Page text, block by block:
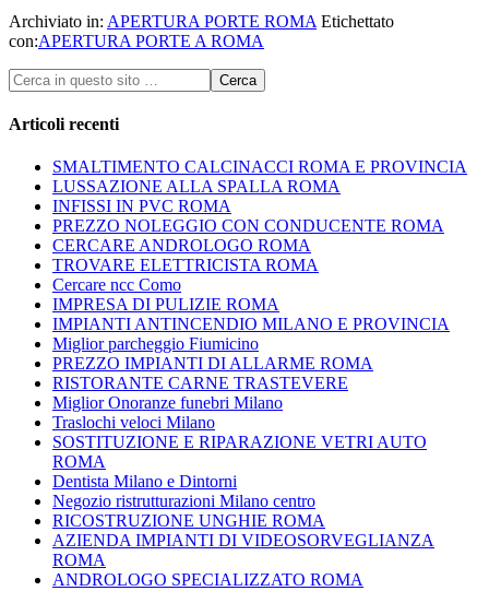
Archiviato in: APERTURA PORTE ROMA Etichettato
con:APERTURA PORTE A ROMA
Articoli recenti
SMALTIMENTO CALCINACCI ROMA E PROVINCIA
LUSSAZIONE ALLA SPALLA ROMA
INFISSI IN PVC ROMA
PREZZO NOLEGGIO CON CONDUCENTE ROMA
CERCARE ANDROLOGO ROMA
TROVARE ELETTRICISTA ROMA
Cercare ncc Como
IMPRESA DI PULIZIE ROMA
IMPIANTI ANTINCENDIO MILANO E PROVINCIA
Miglior parcheggio Fiumicino
PREZZO IMPIANTI DI ALLARME ROMA
RISTORANTE CARNE TRASTEVERE
Miglior Onoranze funebri Milano
Traslochi veloci Milano
SOSTITUZIONE E RIPARAZIONE VETRI AUTO
ROMA
Dentista Milano e Dintorni
Negozio ristrutturazioni Milano centro
RICOSTRUZIONE UNGHIE ROMA
AZIENDA IMPIANTI DI VIDEOSORVEGLIANZA
ROMA
ANDROLOGO SPECIALIZZATO ROMA